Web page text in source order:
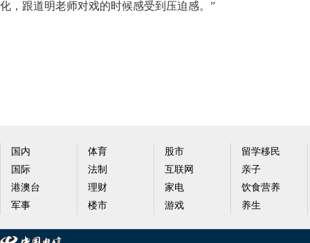
化，跟道明老师对戏的时候感受到压迫感。”
国内
国际
港澳台
军事
体育
法制
理财
楼市
股市
互联网
家电
游戏
留学移民
亲子
饮食营养
养生